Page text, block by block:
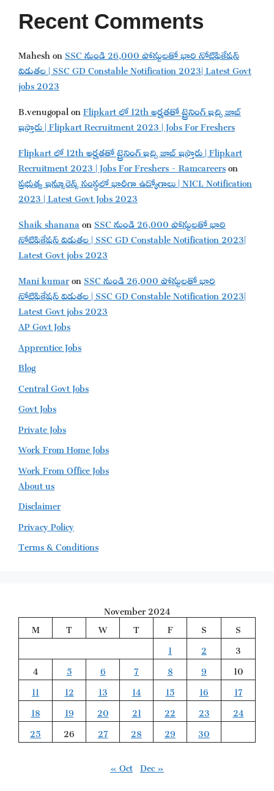
Recent Comments
MaheshonSSC నుండి 26,000 పోస్టులతో భారి నోటిఫికేషన్
విడుతల | SSC GD Constable Notification 2023| Latest Govt
jobs 2023
B.venugopalonFlipkart లో 12th అర్హతతో ట్రైనింగ్ ఇచ్చి జాబ్
ఇస్తారు | Flipkart Recruitment 2023 | Jobs For Freshers
Flipkart లో 12th అర్హతతో ట్రైనింగ్ ఇచ్చి జాబ్ ఇస్తారు | Flipkart
Recruitment 2023 | Jobs For Freshers - Ramcareerson
ప్రభుత్వ ఇన్సూరెన్స్ సంస్థలో భారీగా ఉద్యోగాలు | NICL Notification
2023 | Latest Govt Jobs 2023
Shaik shananaonSSC నుండి 26,000 పోస్టులతో భారి
నోటిఫికేషన్ విడుతల | SSC GD Constable Notification 2023|
Latest Govt jobs 2023
Mani kumaronSSC నుండి 26,000 పోస్టులతో భారి
నోటిఫికేషన్ విడుతల | SSC GD Constable Notification 2023|
Latest Govt jobs 2023
AP Govt Jobs
Apprentice Jobs
Blog
Central Govt Jobs
Govt Jobs
Private Jobs
Work From Home Jobs
Work From Office Jobs
About us
Disclaimer
Privacy Policy
Terms & Conditions
November 2024
M
T W T F S
S
1
2
3
4
5 6 7 8 9
10
11
12 13 14 15 16
17
18
19 20 21 22 23
24
25
26 27 28 29
30
« Oct Dec »